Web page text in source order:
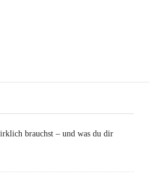
brauchst – und was du dir